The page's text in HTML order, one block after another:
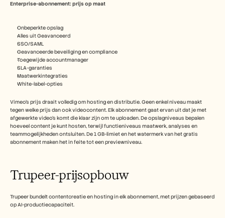
Enterprise-abonnement: prijs op maat
Onbeperkte opslag
Alles uit Geavanceerd
SSO/SAML
Geavanceerde beveiliging en compliance
Toegewijde accountmanager
SLA-garanties
Maatwerkintegraties
White-label-opties
Vimeo's prijs draait volledig om hosting en distributie. Geen enkel niveau maakt
tegen welke prijs dan ook videocontent. Elk abonnement gaat ervan uit dat je met
afgewerkte video's komt die klaar zijn om te uploaden. De opslagniveaus bepalen
hoeveel content je kunt hosten, terwijl functieniveaus maatwerk, analyses en
teammogelijkheden ontsluiten. De 1 GB-limiet en het watermerk van het gratis
abonnement maken het in feite tot een previewniveau.
Trupeer-prijsopbouw
Trupeer bundelt contentcreatie en hosting in elk abonnement, met prijzen gebaseerd
op AI-productiecapaciteit.